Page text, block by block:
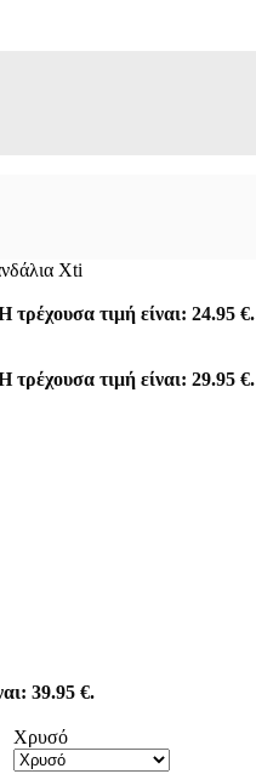
Xti
τρέχουσα τιμή είναι: 24.95 €.
τρέχουσα τιμή είναι: 29.95 €.
39.95 €.
Χρυσό